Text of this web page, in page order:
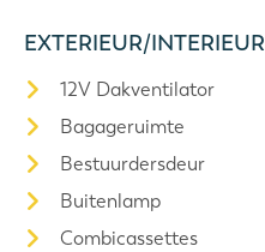
EXTERIEUR/INTERIEUR
12V Dakventilator
Bagageruimte
Bestuurdersdeur
Buitenlamp
Combicassettes